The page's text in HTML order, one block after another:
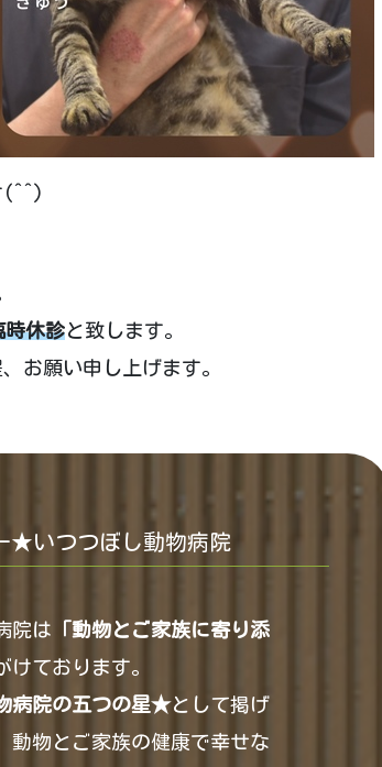
(^^)
休診と致します。
お願い申し上げます。
★いつつぼし動物病院
院は 「動物とご家族に寄り添
けております。
病院の五つの星★として掲げ
動物とご家族の健康で幸せな